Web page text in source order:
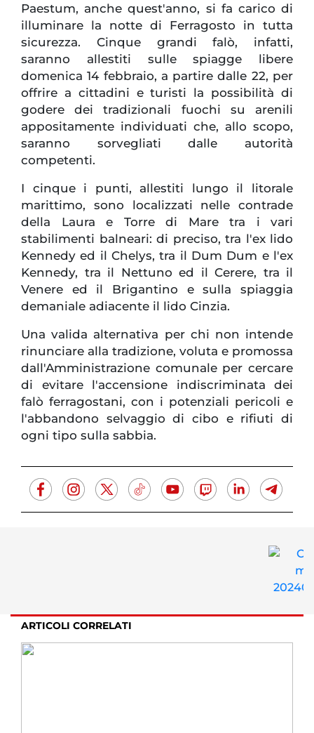
Paestum, anche quest'anno, si fa carico di
illuminare la notte di Ferragosto in tutta
sicurezza. Cinque grandi falò, infatti,
saranno allestiti sulle spiagge libere
domenica 14 febbraio, a partire dalle 22, per
offrire a cittadini e turisti la possibilità di
godere dei tradizionali fuochi su arenili
appositamente individuati che, allo scopo,
saranno sorvegliati dalle autorità
competenti.
I cinque i punti, allestiti lungo il litorale
marittimo, sono localizzati nelle contrade
della Laura e Torre di Mare tra i vari
stabilimenti balneari: di preciso, tra l'ex lido
Kennedy ed il Chelys, tra il Dum Dum e l'ex
Kennedy, tra il Nettuno ed il Cerere, tra il
Venere ed il Brigantino e sulla spiaggia
demaniale adiacente il lido Cinzia.
Una valida alternativa per chi non intende
rinunciare alla tradizione, voluta e promossa
dall'Amministrazione comunale per cercare
di evitare l'accensione indiscriminata dei
falò ferragostani, con i potenziali pericoli e
l'abbandono selvaggio di cibo e rifiuti di
ogni tipo sulla sabbia.
ARTICOLI CORRELATI